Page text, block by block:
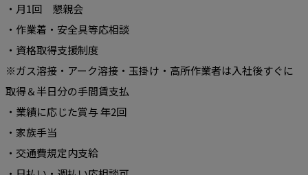
・月1回 懇親会
・作業着・安全具等応相談
・資格取得支援制度
※ガス溶接・アーク溶接・玉掛け・高所作業者は入社後すぐに
取得＆半日分の手間賃支払
・業績に応じた賞与 年2回
・家族手当
・交通費規定内支給